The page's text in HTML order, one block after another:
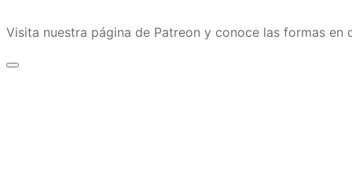
Visita nuestra página de Patreon y conoce las formas en